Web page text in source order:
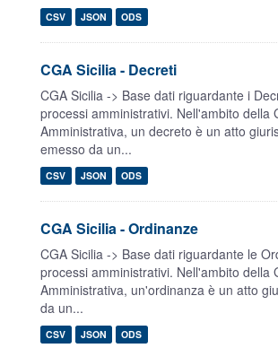
CSV JSON ODS
CGA Sicilia - Decreti
CGA Sicilia -> Base dati riguardante i
processi amministrativi. Nell'ambito della
Amministrativa, un decreto è un atto
emesso da un...
CSV JSON ODS
CGA Sicilia - Ordinanze
CGA Sicilia -> Base dati riguardante le
processi amministrativi. Nell'ambito della
Amministrativa, un'ordinanza è un atto
da un...
CSV JSON ODS